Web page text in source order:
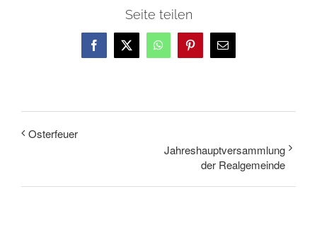
Seite teilen
Facebook
X WhatsAppPinterest
E-
Mail
Osterfeuer
Jahreshauptversammlung
der Realgemeinde